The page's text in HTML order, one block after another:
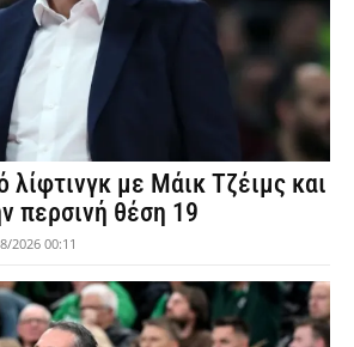
λίφτινγκ με Μάικ Τζέιμς και
περσινή θέση 19
2026 00:11